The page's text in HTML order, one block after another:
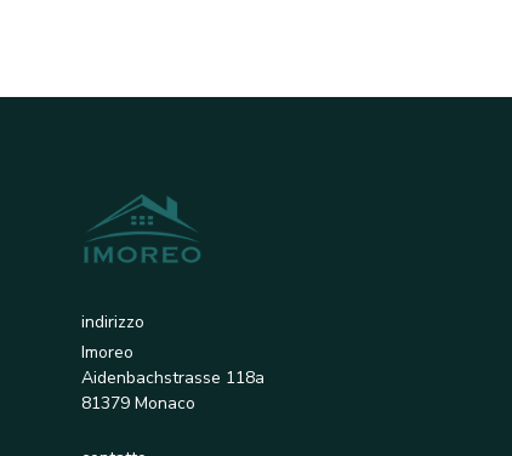
indirizzo
Imoreo
Aidenbachstrasse 118a
81379 Monaco